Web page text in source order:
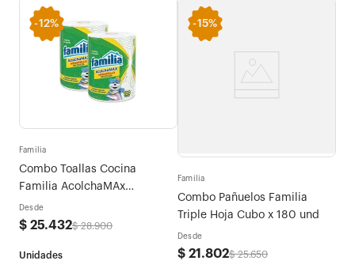
-12%
Familia
Combo Toallas Cocina
Familia AcolchaMAx
Megarollo Decoradas 2 rollos
x 120 hojas
Desde
$ 25.432$ 28.900
-15%
Familia
Combo Pañuelos Familia
Triple Hoja Cubo x 180 und
Desde
$ 21 .802$ 25.650